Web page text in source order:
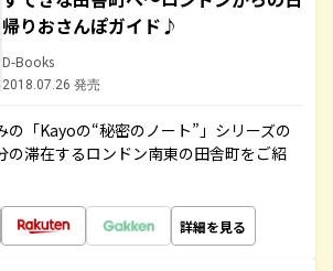
帰りおさんぽガイド♪
D-Books
2018.07.26 発売
の「Kayoの“秘密のノート”」シリーズの
の滞在するロンドン南東の田舎町をご紹
詳細を見る